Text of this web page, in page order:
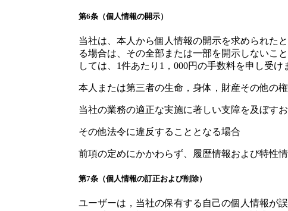
第6条（個人情報の開示）
当社は、本人から個人情報の開示を求められた
る場合は、その全部または一部を開示しないこ
しては、1件あたり1，000円の手数料を申し受け
本人または第三者の生命，身体，財産その他の
当社の業務の適正な実施に著しい支障を及ぼす
その他法令に違反することとなる場合
前項の定めにかかわらず、履歴情報および特性
第7条（個人情報の訂正および削除）
ユーザーは，当社の保有する自己の個人情報が